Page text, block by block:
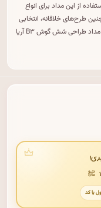
از این مداد برای انواع
طرح‌های خلاقانه، انتخابی
ایده‌آل است. با کیفیت ساخت بالا و طراحی ارگونومیک، مداد طراحی شش گوش B۳ آریا
یا کد